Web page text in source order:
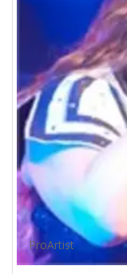
ProArtist